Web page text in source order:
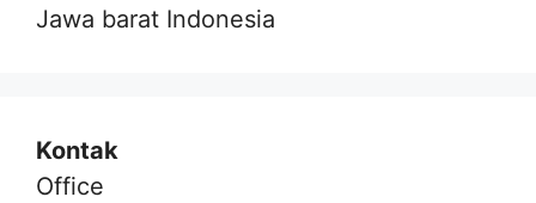
Jawa barat Indonesia
Kontak
Office